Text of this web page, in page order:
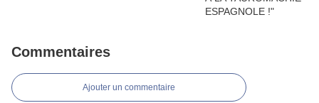
Commentaires
Ajouter un commentaire